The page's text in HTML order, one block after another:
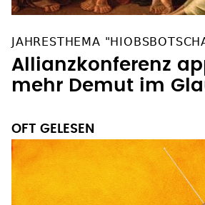
JAHRESTHEMA
Allianzkonferenz
mehr Demut im
OFT GELESEN